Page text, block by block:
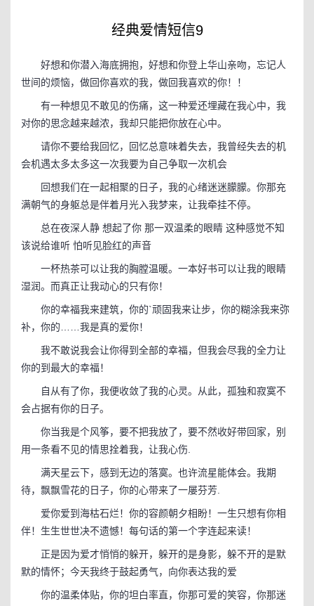
经典爱情短信9
好想和你潜入海底拥抱，好想和你登上华山亲吻，忘记人
世间的烦恼，做回你喜欢的我，做回我喜欢的你！！
有一种想见不敢见的伤痛，这一种爱还埋藏在我心中，我
对你的思念越来越浓，我却只能把你放在心中。
请你不要给我回忆，回忆总意味着失去，我曾经失去的机
会机遇太多太多这一次我要为自己争取一次机会
回想我们在一起相聚的日子，我的心绪迷迷朦朦。你那充
满朝气的身躯总是伴着月光入我梦来，让我牵挂不停。
总在夜深人静 想起了你 那一双温柔的眼睛 这种感觉不知
该说给谁听 怕听见脸红的声音
一杯热茶可以让我的胸膛温暖。一本好书可以让我的眼睛
湿润。而真正让我动心的只有你！
你的幸福我来建筑，你的`顽固我来让步，你的糊涂我来弥
补，你的……我是真的爱你！
我不敢说我会让你得到全部的幸福，但我会尽我的全力让
你的到最大的幸福！
自从有了你，我便收敛了我的心灵。从此，孤独和寂寞不
会占据有你的日子。
你当我是个风筝，要不把我放了，要不然收好带回家，别
用一条看不见的情思拴着我，让我心伤.
满天星云下，感到无边的落寞。也许流星能体会。我期
待，飘飘雪花的日子，你的心带来了一屡芬芳.
爱你爱到海枯石烂！你的容颜朝夕相盼！一生只想有你相
伴！生生世世决不遗憾！每句话的第一个字连起来读！
正是因为爱才悄悄的躲开，躲开的是身影，躲不开的是默
默的情怀；今天我终于鼓起勇气，向你表达我的爱
你的温柔体贴，你的坦白率直，你那可爱的笑容，你那迷